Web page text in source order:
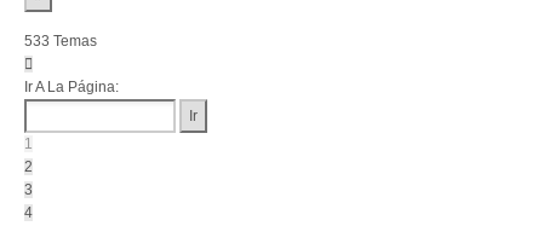
533 Temas
1
22
Ir A La Página:
1
2
3
4